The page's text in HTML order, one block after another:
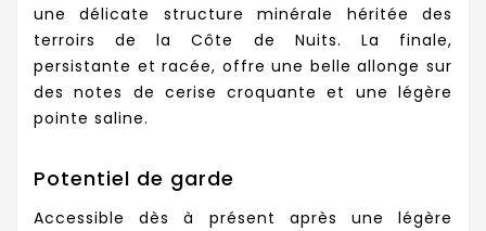
une délicate structure minérale héritée des
terroirs de la Côte de Nuits. La finale,
persistante et racée, offre une belle allonge sur
des notes de cerise croquante et une légère
pointe saline.
Potentiel de garde
Accessible dès à présent après une légère